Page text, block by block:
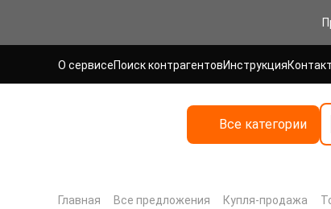
О сервисеПоиск контрагентовИнструкция
Все категории
Главная Все предложения Купля-продажа